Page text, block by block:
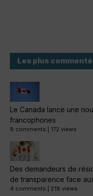
Les plus
Le Canada lance une
francophones
8 comments 172 views
Des demandeurs de
de transparence face
4 comments 218 views